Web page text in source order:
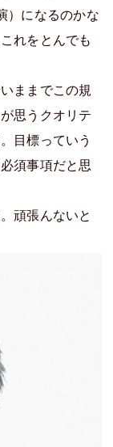
）になるのかな
れをとんでも
ままでこの規
思うクオリテ
目標っていう
須事項だと思
頑張んないと